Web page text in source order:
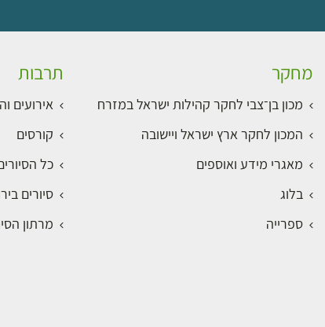
מחקר
מכון בן־צבי לחקר קהילות ישראל במזרח
המכון לחקר ארץ ישראל ויישובה
מאגרי מידע ואוספים
בלוג
ספרייה
תרבות
אירועים
קורסים
כל
סיורים
מרתון